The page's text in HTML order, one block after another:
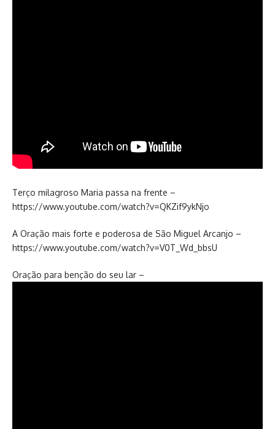
Terço milagroso Maria passa na frente –
https://www.youtube.com/watch?v=QKZif9ykNjo
A Oração mais forte e poderosa de São Miguel Arcanjo –
https://www.youtube.com/watch?v=V0T_Wd_bbsU
Oração para benção do seu lar –